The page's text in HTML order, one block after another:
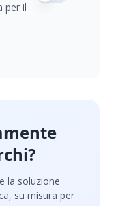
per il
la soluzione
su misura per